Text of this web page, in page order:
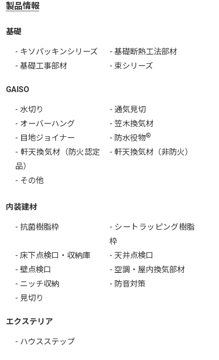
製品情報
基礎
- キソパッキンシリーズ
- 基礎断熱工法部材
- 基礎工事部材
- 束シリーズ
GAISO
- 水切り
- 通気見切
- オーバーハング
- 笠木換気材
- 目地ジョイナー
- 防水役物®
- 軒天換気材（防火認定
品）
- 軒天換気材（非防火）
- その他
内装建材
- 抗菌樹脂枠
- シートラッピング樹脂
枠
- 床下点検口・収納庫
- 天井点検口
- 壁点検口
- 空調・屋内換気部材
- ニッチ収納
- 防音対策
- 見切り
エクステリア
- ハウスステップ